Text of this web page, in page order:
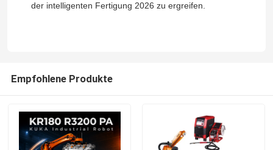
der intelligenten Fertigung 2026 zu ergreifen.
Empfohlene Produkte